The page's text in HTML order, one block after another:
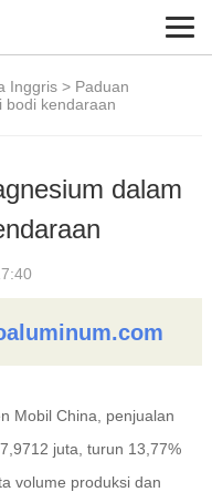
Inggris> Paduan
bodi kendaraan
dalam
Mobil China, penjualan
juta, turun 13,77%
volume produksi dan